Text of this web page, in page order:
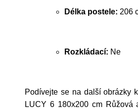
Délka postele: 206
Rozkládací: Ne
Podívejte se na další obrázky
LUCY 6 180x200 cm Růžová